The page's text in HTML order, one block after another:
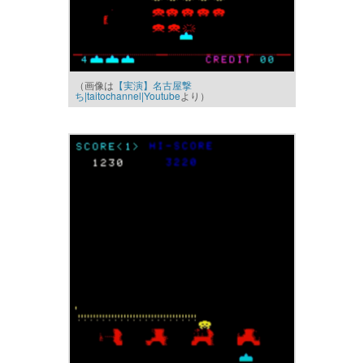
（画像は 【実演】名古屋撃
ち|taitochannel|Youtubeより）